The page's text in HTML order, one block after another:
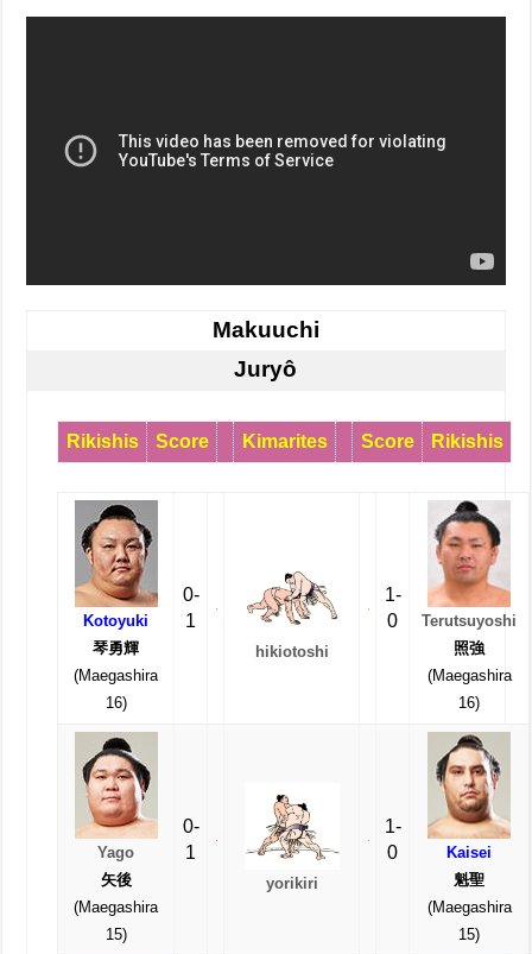
Makuuchi
Juryô
Rikishis Score Kimarites Score Rikishis
Kotoyuki
琴勇輝
(Maegashira
16)
0-
1
hikiotoshi
1-
0
Terutsuyoshi
照強
(Maegashira
16)
Yago
矢後
(Maegashira
15)
0-
1
yorikiri
1-
0
Kaisei
魁聖
(Maegashira
15)